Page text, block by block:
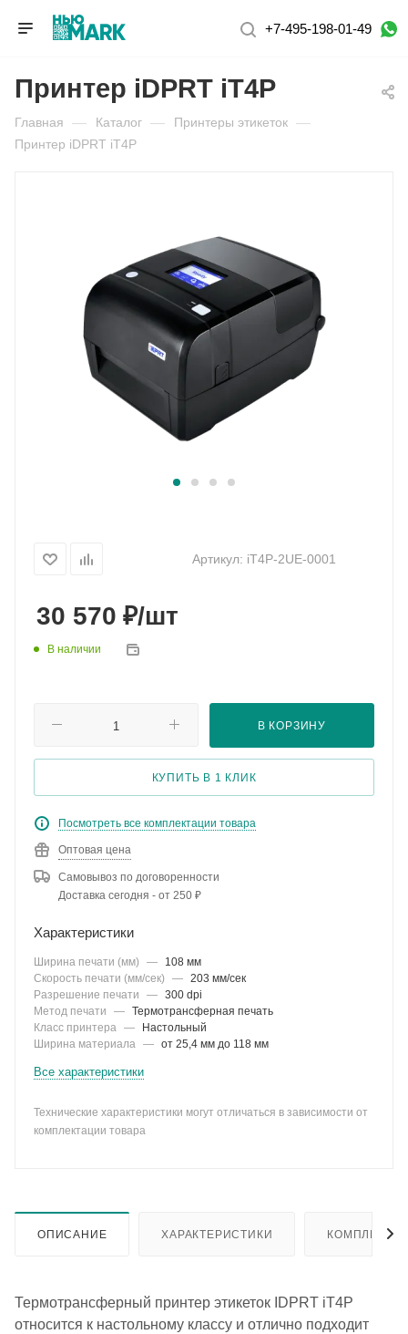
+7-495-198-01-49
Принтер iDPRT iT4P
Главная — Каталог — Принтеры этикеток —
Принтер iDPRT iT4P
Артикул: iT4P-2UE-0001
30 570 ₽/шт
В наличии
В КОРЗИНУ
КУПИТЬ В 1 КЛИК
Посмотреть все комплектации товара
Оптовая цена
Самовывоз по договоренности
Доставка сегодня - от 250 ₽
Характеристики
Ширина печати (мм) —
108 мм
Скорость печати (мм/сек)
— 203 мм/сек
Разрешение печати
— 300 dpi
Метод печати
— Термотрансферная печать
Класс принтера —
Настольный
Ширина материала — от 25,4 мм до 118 мм
Все характеристики
Технические характеристики могут отличаться в зависимости от
комплектации товара
ОПИСАНИЕ ХАРАКТЕРИСТИКИ
Термотрансферный принтер этикеток IDPRT iT4P
относится к настольному классу и отлично подходит